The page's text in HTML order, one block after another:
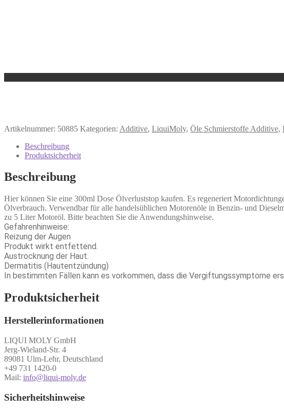
Artikelnummer: 50885 Kategorien: Additive, LiquiMoly, Öle Schmierstoffe Additive,
Beschreibung
Produktsicherheit
Beschreibung
Hier können Sie eine 300ml Dose Ölverluststop kaufen. Es regeneriert
Ölverbrauch. Verwendbar für alle handelsüblichen Motorenöle in Benzin- und
zu 5 Liter Motoröl. Bitte beachten Sie die Anwendungshinweise.
Gefahrenhinweise:
Reizung der Augen
Produkt wirkt entfettend.
Austrocknung der Haut.
Dermatitis (Hautentzündung)
In bestimmten Fällen kann es vorkommen, dass die Vergiftungssymptome
Produktsicherheit
Herstellerinformationen
LIQUI MOLY GmbH
Jerg-Wieland-Str. 4
89081 Ulm-Lehr, Deutschland
+49 731 1420-0
Mail: info@liqui-moly.de
Sicherheitshinweise